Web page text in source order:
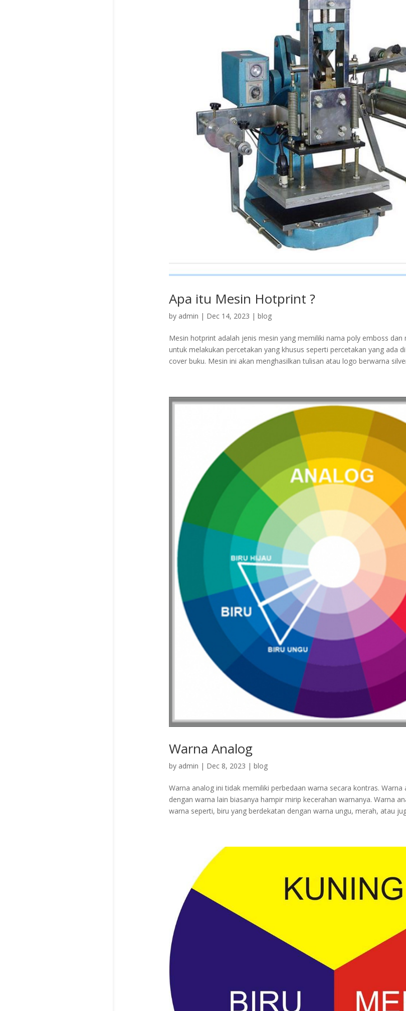
Apa itu Mesin Hotprint ?
by admin | Dec 14, 2023 | blog
Mesin hotprint adalah jenis mesin yang memiliki nama poly emboss dan
untuk melakukan percetakan yang khusus seperti percetakan yang ada
cover buku. Mesin ini akan menghasilkan tulisan atau logo berwarna
Warna Analog
by admin | Dec 8, 2023 | blog
Warna analog ini tidak memiliki perbedaan warna secara kontras.
dengan warna lain biasanya hampir mirip kecerahan warnanya. Warna
warna seperti, biru yang berdekatan dengan warna ungu, merah, atau